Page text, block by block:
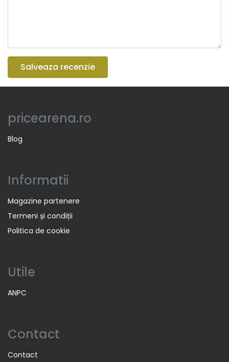
Salveaza recenzie
pricearena.ro
Blog
Informatii
Magazine partenere
Termeni și condiții
Politica de cookie
Utile
ANPC
Contact
Contact